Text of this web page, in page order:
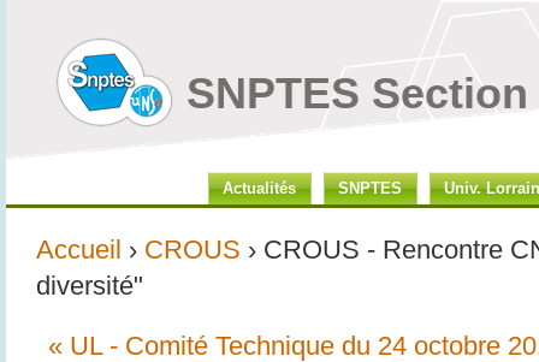
SNPTES
Actualités SNPTES Univ.
Accueil › CROUS › CROUS - Rencontre
diversité"
« UL - Comité Technique du 24 octobre